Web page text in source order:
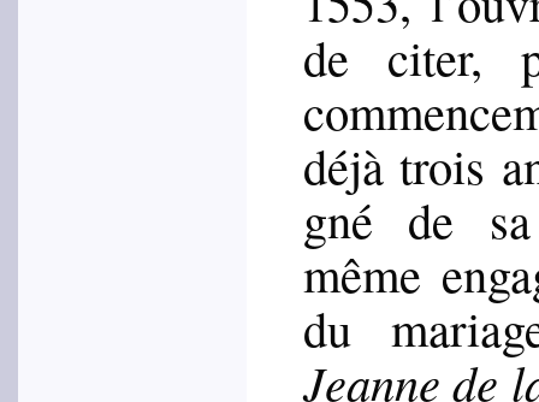
de citer,
déjà trois
gné de
même
du
Jeanne de